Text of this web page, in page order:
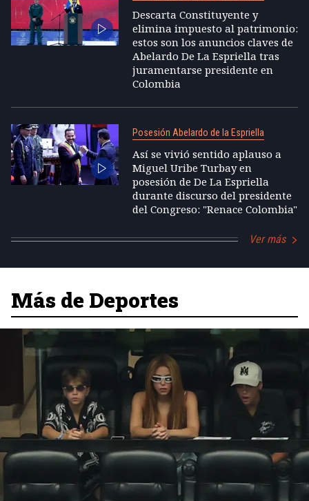
Descarta Constituyente y
elimina impuesto al patrimonio:
estos son los anuncios claves de
Abelardo De La Espriella tras
juramentarse presidente en
Colombia
Posesión Abelardo de la Espriella
Así se vivió sentido aplauso a
Miguel Uribe Turbay en
posesión de De La Espriella
durante discurso del presidente
del Congreso: "Renace Colombia"
Ver más
Más de Deportes